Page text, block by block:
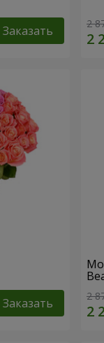
Заказать 2
Заказать 2